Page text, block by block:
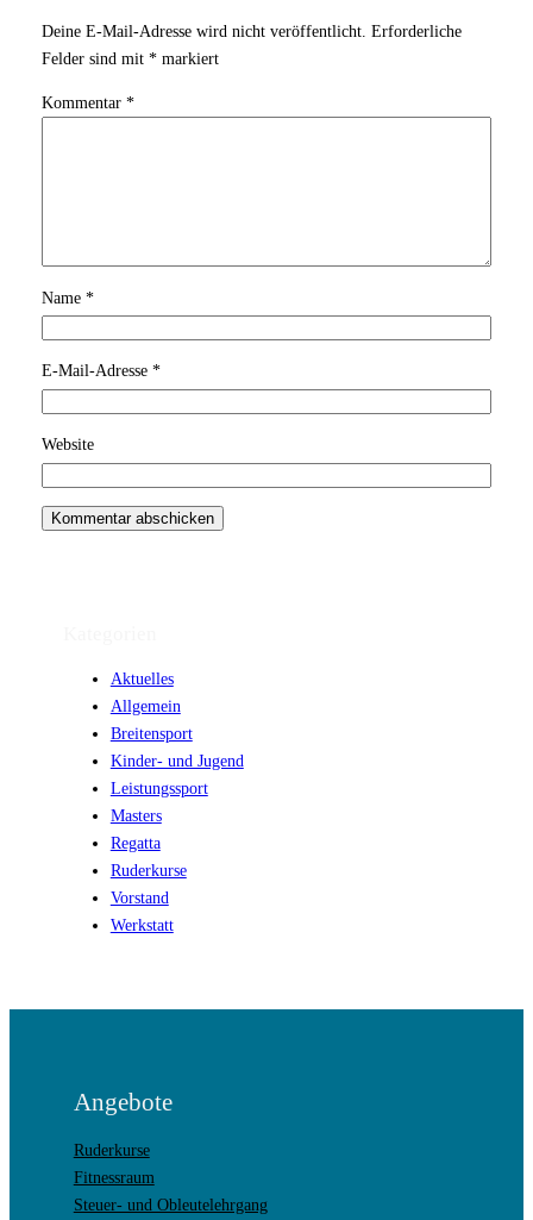
Deine E-Mail-Adresse wird nicht veröffentlicht. Erforderliche
Felder sind mit *markiert
Kommentar *
Name *
E-Mail-Adresse *
Website
Aktuelles
Allgemein
Breitensport
Kinder- und Jugend
Leistungssport
Masters
Regatta
Ruderkurse
Vorstand
Werkstatt
Angebote
Ruderkurse
Fitnessraum
Steuer- und Obleutelehrgang